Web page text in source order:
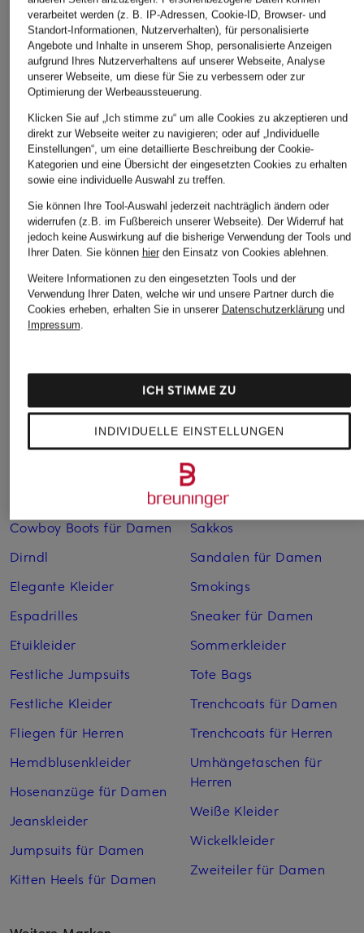
AlpenHERZ
Dirndlbluse LOU aus
Lochspitze
NEO NOIR
Blusenshirt ADELIA
mit Lochspitze
WALDORFF
Dirndlbluse
Weitere Kategorien
Abendkleider
Bademäntel für Herren
Bikinis für Damen
Boleros für Damen
Cowboy Boots für Damen
Dirndl
Elegante Kleider
Espadrilles
Etuikleider
Festliche Jumpsuits
Festliche Kleider
Fliegen für Herren
Hemdblusenkleider
Hosenanzüge für Damen
Jeanskleider
Jumpsuits für Damen
Kitten Heels für Damen
Leinenhosen für Herren
Leinenkleider
Maxikleider
Regenmäntel für Damen
Sakkos
Sandalen für Damen
Smokings
Sneaker für Damen
Sommerkleider
Tote Bags
Trenchcoats für Damen
Trenchcoats für Herren
Umhängetaschen für
Herren
Weiße Kleider
Wickelkleider
Zweiteiler für Damen
verarbeitet werden (z. B. IP-Adressen, Cookie-ID, Browser- und
Standort-Informationen, Nutzerverhalten), für personalisierte
Angebote und Inhalte in unserem Shop, personalisierte Anzeigen
aufgrund Ihres Nutzerverhaltens auf unserer Webseite, Analyse
unserer Webseite, um diese für Sie zu verbessern oder zur
Optimierung der Werbeaussteuerung.
Klicken Sie auf „Ich stimme zu“ um alle Cookies zu akzeptieren und
direkt zur Webseite weiter zu navigieren; oder auf „Individuelle
Einstellungen“, um eine detaillierte Beschreibung der Cookie-
Kategorien und eine Übersicht der eingesetzten Cookies zu erhalten
sowie eine individuelle Auswahl zu treffen.
Sie können Ihre Tool-Auswahl jederzeit nachträglich ändern oder
widerrufen (z.B. im Fußbereich unserer Webseite). Der Widerruf hat
jedoch keine Auswirkung auf die bisherige Verwendung der Tools und
Ihrer Daten. Sie können hierden Einsatz von Cookies ablehnen.
Weitere Informationen zu den eingesetzten Tools und der
Verwendung Ihrer Daten, welche wir und unsere Partner durch die
Cookies erheben, erhalten Sie in unserer Datenschutzerklärungund
Impressum.
INDIVIDUELLE EINSTELLUNGEN
ICH STIMME ZU